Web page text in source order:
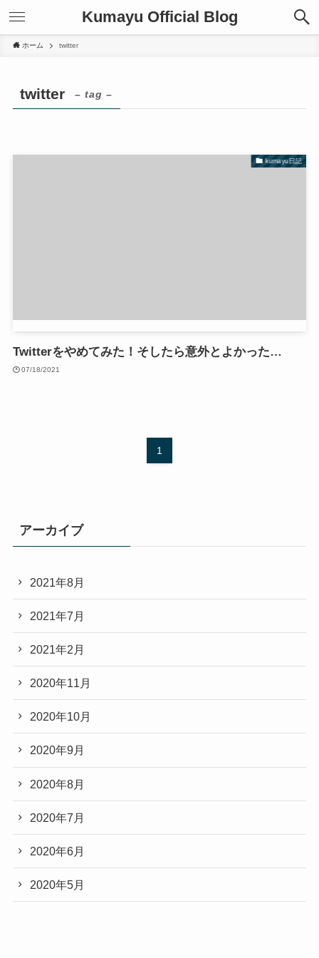
Kumayu Official Blog
ホーム twitter
twitter – tag –
kumayu日記
Twitterをやめてみた！そしたら意外とよかった…
07/18/2021
1
アーカイブ
2021年8月
2021年7月
2021年2月
2020年11月
2020年10月
2020年9月
2020年8月
2020年7月
2020年6月
2020年5月